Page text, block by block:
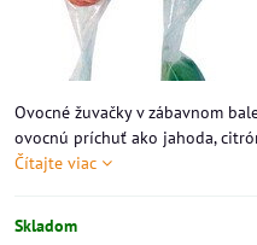
Ovocné žuvačky v zábavnom
ovocnú príchuť ako jahoda,
Čítajte viac
Skladom